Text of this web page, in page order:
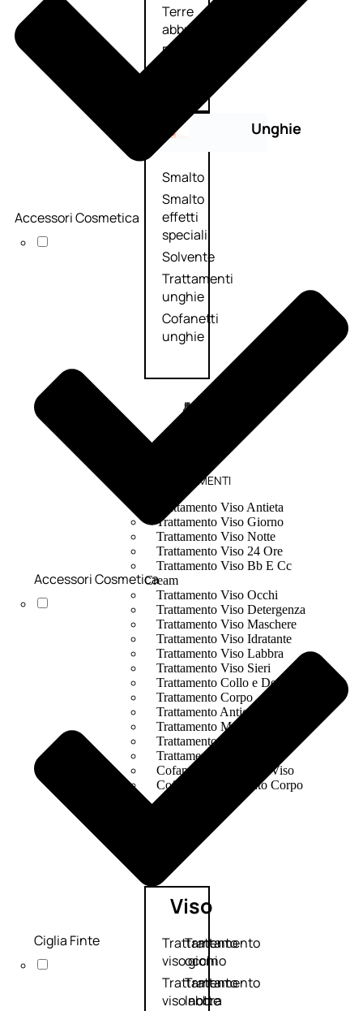
Terre
abbronzanti
Fissatore
Unghie
Smalto
Smalto
effetti
speciali
Solvente
Trattamenti
unghie
Cofanetti
unghie
TRATTAMENTI
Trattamento Viso Antieta
Trattamento Viso Giorno
Trattamento Viso Notte
Trattamento Viso 24 Ore
Trattamento Viso Bb E Cc
Cream
Trattamento Viso Occhi
Trattamento Viso Detergenza
Trattamento Viso Maschere
Trattamento Viso Idratante
Trattamento Viso Labbra
Trattamento Viso Sieri
Trattamento Collo e Decolleté
Trattamento Corpo
Trattamento Anticellulite
Trattamento Mani e Piedi
Trattamento Unghie
Trattamento Deodoranti
Cofanetti Trattamento Viso
Cofanetti Trattamento Corpo
Viso
Trattamento
viso giorno
Trattamento
viso notte
Trattamento
occhi
Trattamento
labbra
Accessori Cosmetica
Accessori Cosmetica
Ciglia Finte